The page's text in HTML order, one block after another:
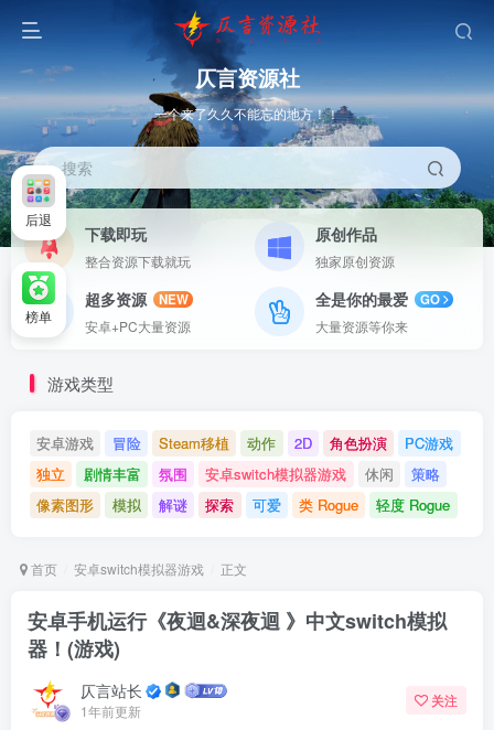
仄言资源社
一个来了久久不能忘的地方！！
搜索
下载即玩
整合资源下载就玩
原创作品
独家原创资源
超多资源
NEW
安卓+PC大量资源
全是你的最爱
GO
大量资源等你来
游戏类型
安卓游戏 冒险 Steam移植 动作 2D 角色扮演
PC游戏
独立
剧情丰富 氛围 安卓switch模拟器游戏 休闲
策略
像素图形
模拟 解谜 探索 可爱 类 Rogue 轻度 Rogue
首页 安卓switch模拟器游戏 正文
安卓手机运行《夜迴&深夜迴 》中文switch模拟
器！(游戏)
仄言站长
1年前更新
关注
后退
榜单